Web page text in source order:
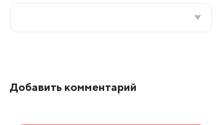
Добавить комментарий